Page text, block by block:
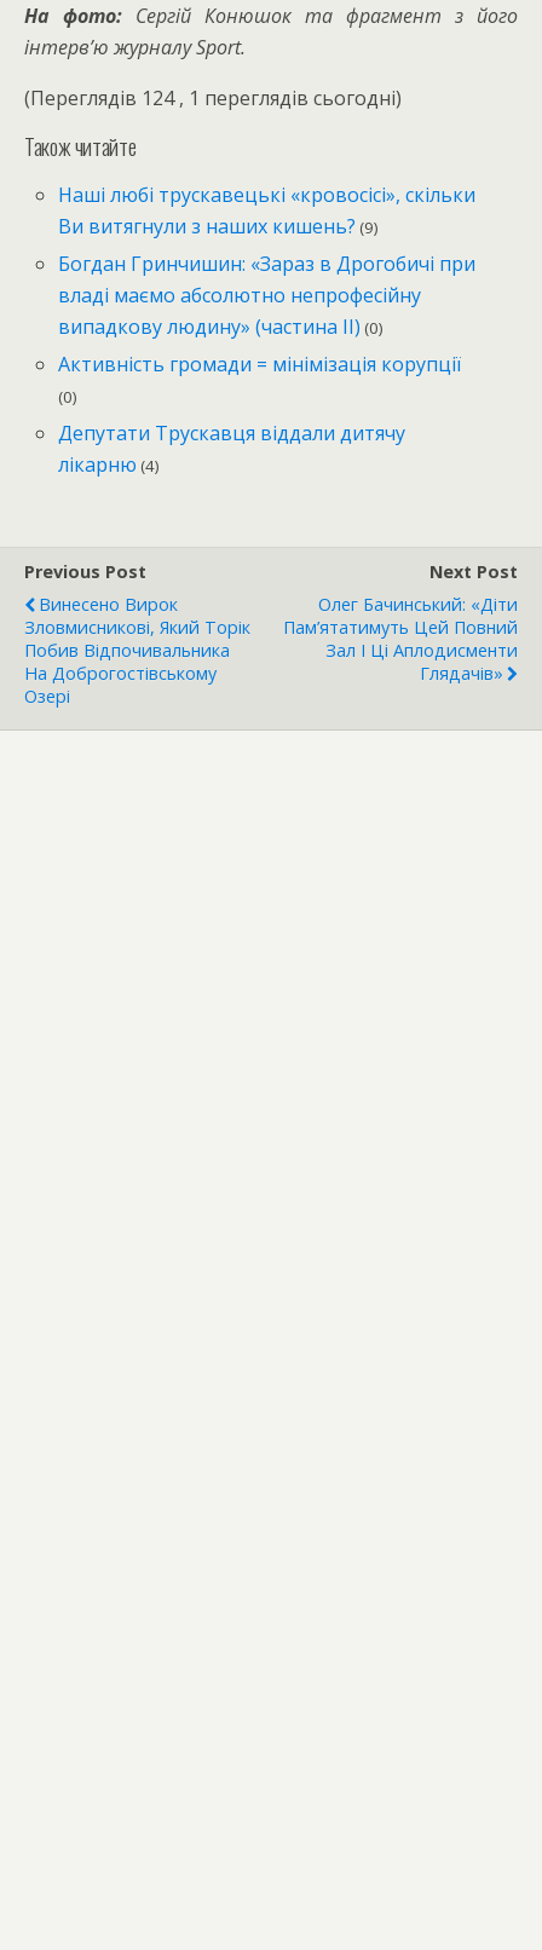
На фото: Сергій Конюшок та фрагмент з його
інтерв’ю журналу Sport.
(Переглядів 124 , 1 переглядів сьогодні)
Також читайте
Наші любі трускавецькі «кровосісі», скільки
Ви витягнули з наших кишень? (9)
Богдан Гринчишин: «Зараз в Дрогобичі при
владі маємо абсолютно непрофесійну
випадкову людину» (частина ІІ) (0)
Активність громади = мінімізація корупції
(0)
Депутати Трускавця віддали дитячу
лікарню (4)
Previous Post
Винесено Вирок
Зловмисникові, Який Торік
Побив Відпочивальника
На Доброгостівському
Озері
Next Post
Олег Бачинський: «Діти
Пам’ятатимуть Цей Повний
Зал І Ці Аплодисменти
Глядачів»